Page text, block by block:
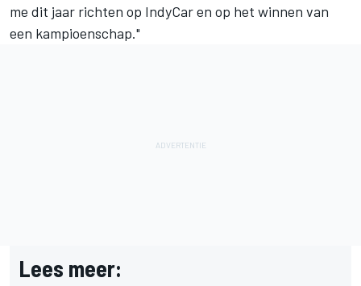
me dit jaar richten op IndyCar en op het winnen van
een kampioenschap."
Lees meer: